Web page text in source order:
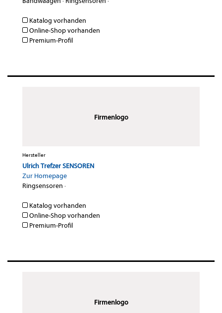
Katalog vorhanden
Online-Shop vorhanden
Premium-Profil
Firmenlogo
Hersteller
Ulrich Trefzer SENSOREN
Zur Homepage
Ringsensoren ·
Katalog vorhanden
Online-Shop vorhanden
Premium-Profil
Firmenlogo